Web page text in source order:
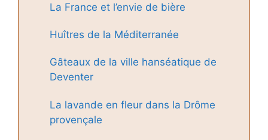
La France et l’envie de bière
Huîtres de la Méditerranée
Gâteaux de la ville hanséatique de
Deventer
La lavande en fleur dans la Drôme
provençale